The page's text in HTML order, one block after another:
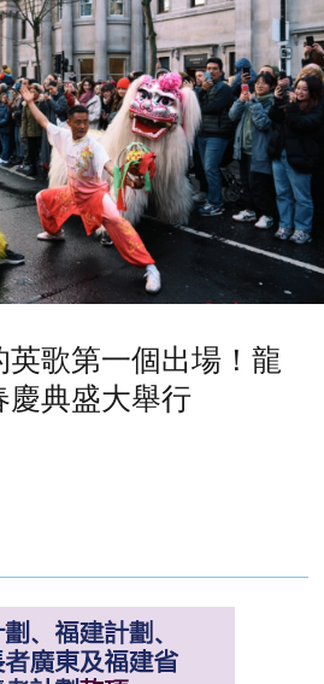
歌第一個出場！龍
慶典盛大舉行